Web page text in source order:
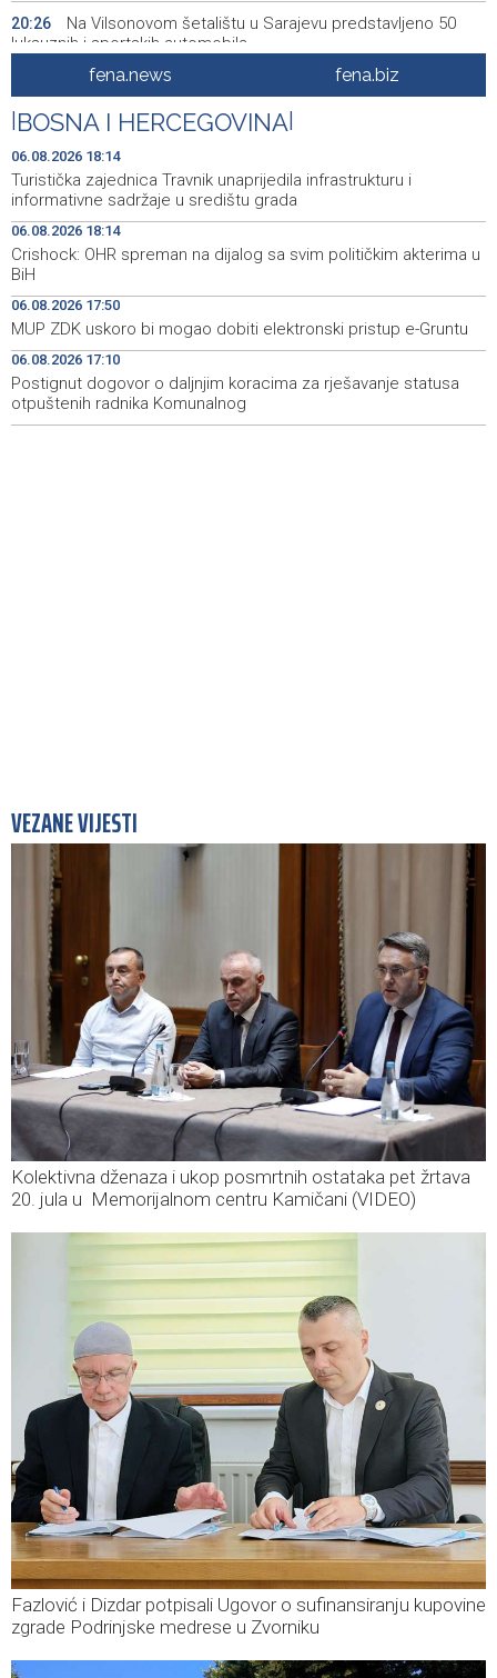
20:26
Na Vilsonovom šetalištu u Sarajevu predstavljeno 50
luksuznih i sportskih automobila
Announcement of events for Friday, 7 August 2026
19:55
Drugi Festival bakri okupio mještane i posjetitelje kod
Livna
19:45
Novi Travnik receives first direct EU funding for UNESCO
19:33
Crishock: OHR maintains an open dialogue with all
political stakeholders in BiH
19:32
Velika nagrada Britanije ostaje u MotoGP kalendaru do
2028. godine
19:29
Španska krajnja ljevica i desnica ujedinjene protiv
Maroka kao suorganizatora SP 2030.
fena.news fena.biz
BOSNA I HERCEGOVINA
06.08.2026 18:14
Turistička zajednica Travnik unaprijedila infrastrukturu i
informativne sadržaje u središtu grada
06.08.2026 18:14
Crishock: OHR spreman na dijalog sa svim političkim akterima u
BiH
06.08.2026 17:50
MUP ZDK uskoro bi mogao dobiti elektronski pristup e-Gruntu
06.08.2026 17:10
Postignut dogovor o daljnjim koracima za rješavanje statusa
otpuštenih radnika Komunalnog
VEZANE VIJESTI
Kolektivna dženaza i ukop posmrtnih ostataka pet žrtava
20. jula u Memorijalnom centru Kamičani (VIDEO)
Fazlović i Dizdar potpisali Ugovor o sufinansiranju kupovine
zgrade Podrinjske medrese u Zvorniku